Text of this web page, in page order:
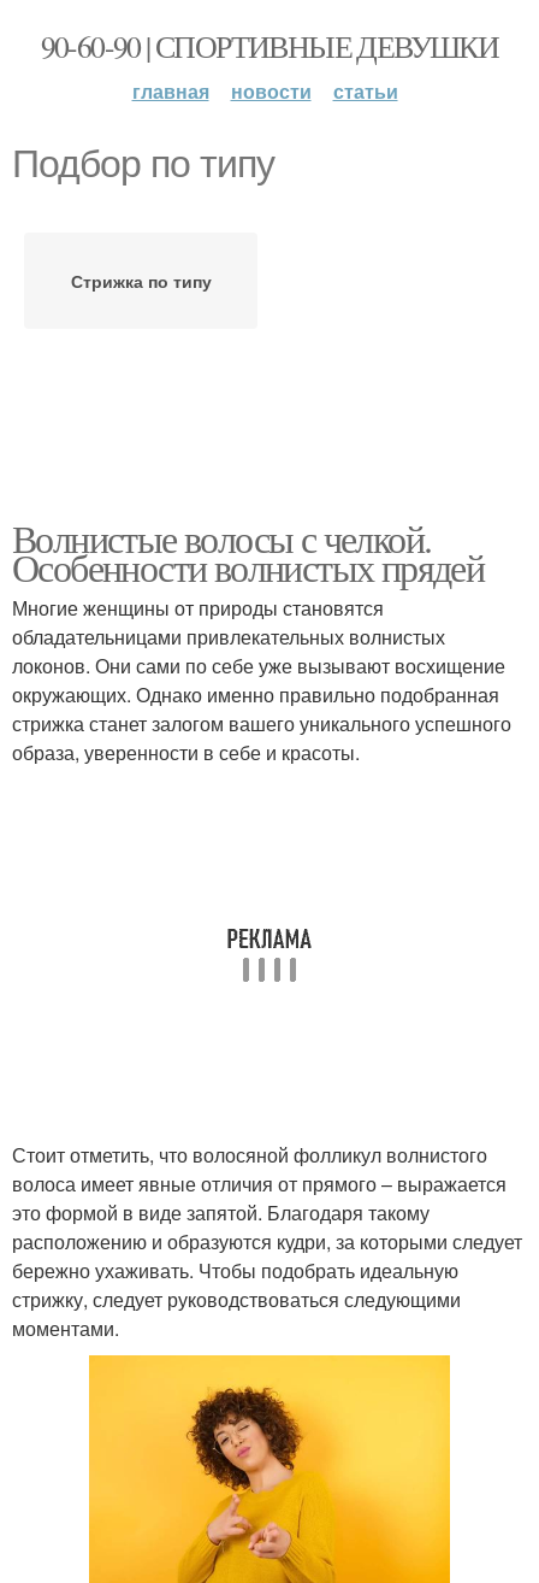
90-60-90 | СПОРТИВНЫЕ ДЕВУШКИ
главная новости статьи
Подбор по типу
Стрижка по типу
Волнистые волосы с челкой.
Особенности волнистых прядей
Многие женщины от природы становятся
обладательницами привлекательных волнистых
локонов. Они сами по себе уже вызывают восхищение
окружающих. Однако именно правильно подобранная
стрижка станет залогом вашего уникального успешного
образа, уверенности в себе и красоты.
Стоит отметить, что волосяной фолликул волнистого
волоса имеет явные отличия от прямого – выражается
это формой в виде запятой. Благодаря такому
расположению и образуются кудри, за которыми следует
бережно ухаживать. Чтобы подобрать идеальную
стрижку, следует руководствоваться следующими
моментами.